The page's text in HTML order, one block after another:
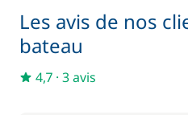
Matelas de pont
Pack Confort
Les avis de nos
bateau
4,7 · 3 avis